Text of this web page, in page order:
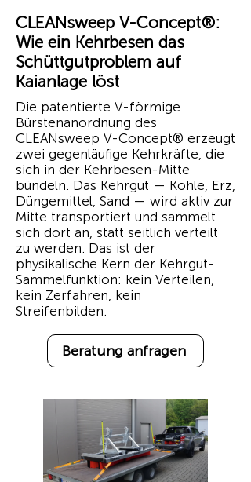
CLEANsweep V-Concept®:
Wie ein Kehrbesen das
Schüttgutproblem auf
Kaianlage löst
Die patentierte V-förmige
Bürstenanordnung des
CLEANsweep V-Concept® erzeugt
zwei gegenläufige Kehrkräfte, die
sich in der Kehrbesen-Mitte
bündeln. Das Kehrgut — Kohle, Erz,
Düngemittel, Sand — wird aktiv zur
Mitte transportiert und sammelt
sich dort an, statt seitlich verteilt
zu werden. Das ist der
physikalische Kern der Kehrgut-
Sammelfunktion: kein Verteilen,
kein Zerfahren, kein
Streifenbilden.
Beratung anfragen